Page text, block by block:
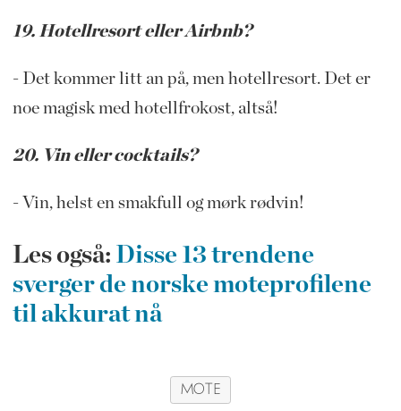
19. Hotellresort eller Airbnb?
- Det kommer litt an på, men hotellresort. Det er
noe magisk med hotellfrokost, altså!
20. Vin eller cocktails?
- Vin, helst en smakfull og mørk rødvin!
Les også: Disse 13 trendene
sverger de norske moteprofilene
til akkurat nå
MOTE